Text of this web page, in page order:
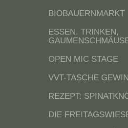
BIOBAUERNMARKT
ESSEN, TRINKEN,
OPEN MIC STAGE
VVT-TASCHE
REZEPT:
DIE